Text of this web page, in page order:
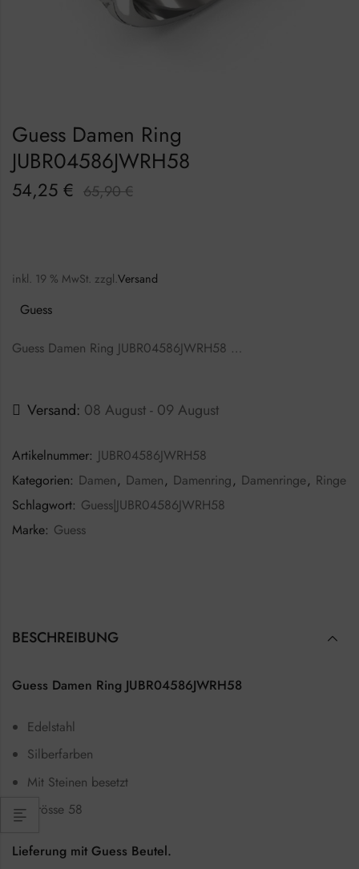
Guess Damen Ring
JUBR04586JWRH58
54,25 € 65,90€
inkl. 19 % MwSt. zzgl.Versand
Guess
Guess Damen Ring JUBR04586JWRH58 …
Versand: 08 August - 09 August
Artikelnummer: JUBR04586JWRH58
Kategorien: Damen, Damen, Damenring, Damenringe, Ringe
Schlagwort: Guess|JUBR04586JWRH58
Marke: Guess
BESCHREIBUNG
Guess Damen Ring JUBR04586JWRH58
Edelstahl
Silberfarben
Mit Steinen besetzt
Grösse 58
Lieferung mit Guess Beutel.